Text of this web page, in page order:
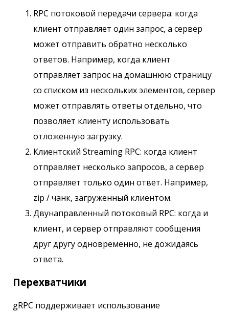
RPC потоковой передачи сервера: когда
клиент отправляет один запрос, а сервер
может отправить обратно несколько
ответов. Например, когда клиент
отправляет запрос на домашнюю страницу
со списком из нескольких элементов, сервер
может отправлять ответы отдельно, что
позволяет клиенту использовать
отложенную загрузку.
Клиентский Streaming RPC: когда клиент
отправляет несколько запросов, а сервер
отправляет только один ответ. Например,
zip / чанк, загруженный клиентом.
Двунаправленный потоковый RPC: когда и
клиент, и сервер отправляют сообщения
друг другу одновременно, не дожидаясь
ответа.
Перехватчики
gRPC поддерживает использование